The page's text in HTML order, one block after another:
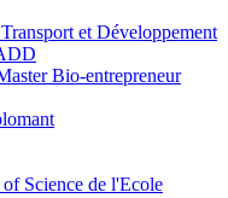
et Développement
Bio-entrepreneur
Science de l'Ecole